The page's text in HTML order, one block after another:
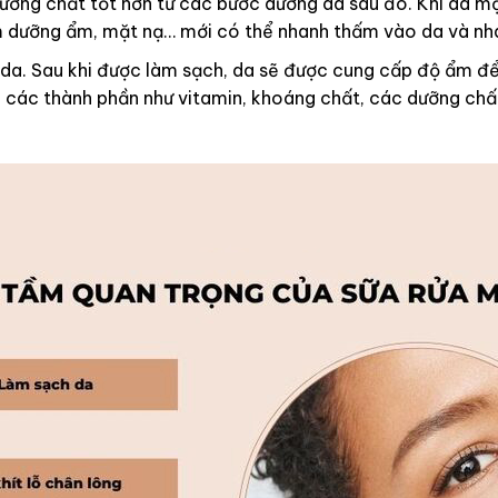
ẩm, mặt nạ… mới có thể nhanh thấm vào da và
Sau khi được làm sạch, da sẽ được cung cấp độ ẩm
thành phần như vitamin, khoáng chất, các dưỡng